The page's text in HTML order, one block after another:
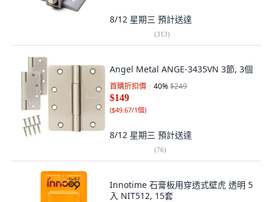
8/12 星期三 預計送達
(313)
Angel Metal ANGE-3435VN 3節, 3個
首購折扣價 40%$249
$149
($49.67/1個)
8/12 星期三 預計送達
(76)
Innotime 石膏板用穿透式壁虎 透明 5
入 NIT512, 15套